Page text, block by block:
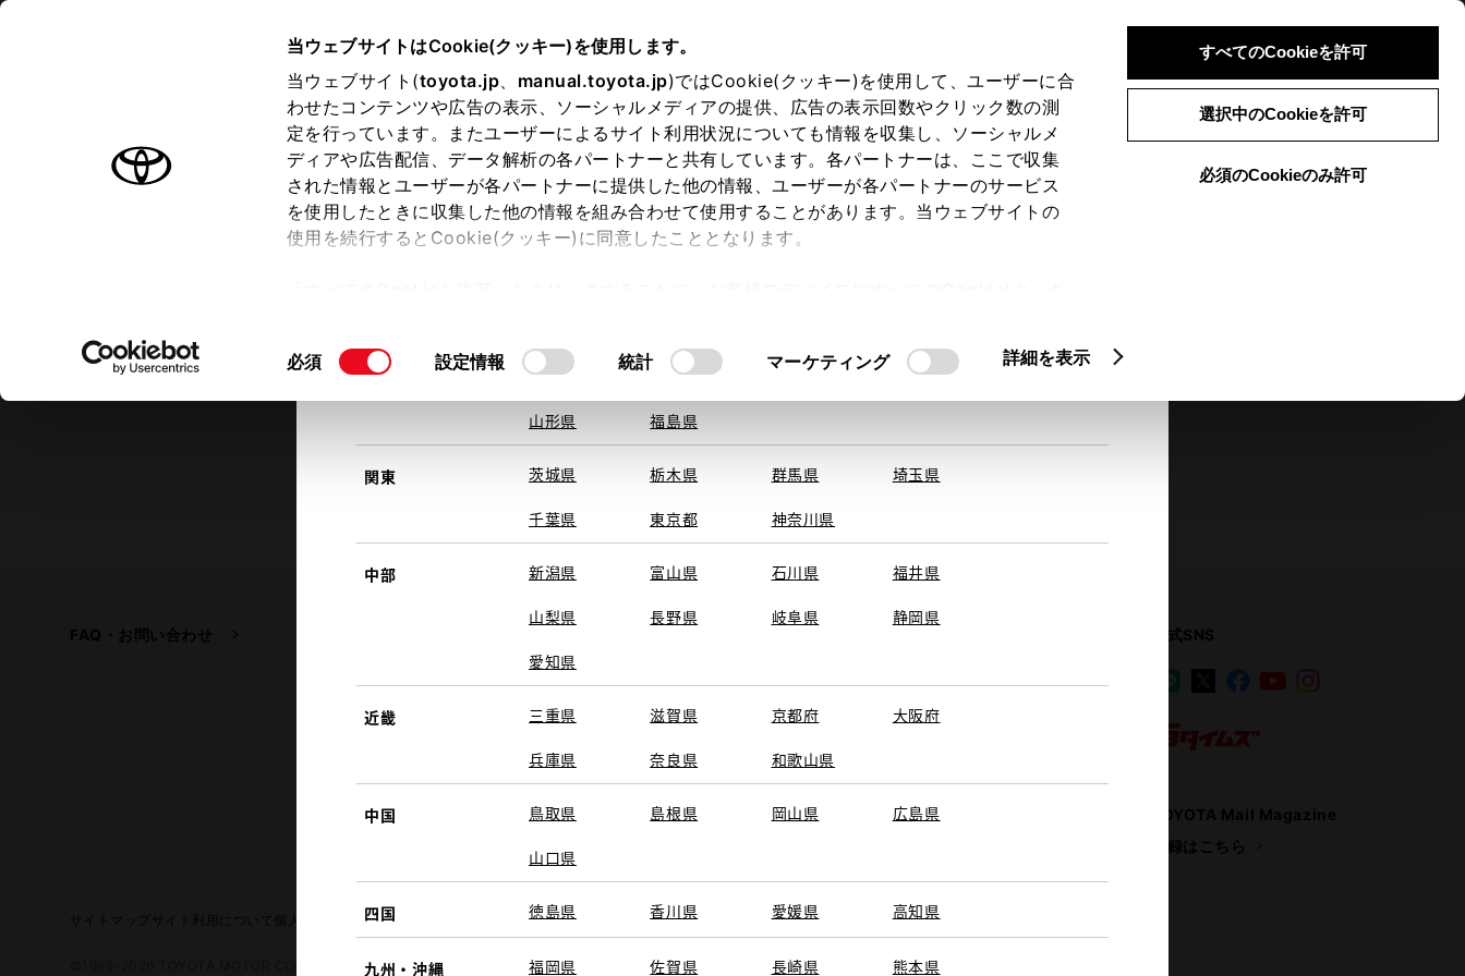
当ウェブサイトはCookie(クッキー)を使用します。
当ウェブサイト(toyota.jp、 manual.toyota.jp)ではCookie(クッキー)を使用して、ユーザーに合
わせたコンテンツや広告の表示、ソーシャルメディアの提供、広告の表示回数やクリック数の測
定を行っています。またユーザーによるサイト利用状況についても情報を収集し、ソーシャルメ
ディアや広告配信、データ解析の各パートナーと共有しています。各パートナーは、ここで収集
された情報とユーザーが各パートナーに提供した他の情報、ユーザーが各パートナーのサービス
を使用したときに収集した他の情報を組み合わせて使用することがあります。当ウェブサイトの
使用を続行するとCookie(クッキー)に同意したこととなります。
て」をご覧ください。
同
必須 設定情報 統計 マーケティング 詳細を表示
すべてのCookieを許可
選択中のCookieを許可
必須のCookieのみ許可
ログイン 検索 メニュー
オーナーサポート トピックス
現在地を取得できませんでした。
該当する地域・都道府県をお選びください。
北海道 旭川 釧路 札幌
東北 青森県 岩手県 宮城県 秋田県
山形県 福島県
関東 茨城県 栃木県 群馬県 埼玉県
千葉県 東京都 神奈川県
中部 新潟県 富山県 石川県 福井県
山梨県 長野県 岐阜県 静岡県
愛知県
近畿 三重県 滋賀県 京都府 大阪府
兵庫県 奈良県 和歌山県
中国 鳥取県 島根県 岡山県 広島県
山口県
四国 徳島県 香川県 愛媛県 高知県
九州・沖縄 福岡県 佐賀県 長崎県 熊本県
トヨタ認定中古車 メニュー
トヨタ認定中古車の魅力 3つの買い方 オンライン購入 お気に入り
申し訳ございません。
何らかの問題が発生しました。
恐れ入りますが、しばらく経ってから再度、お試し下さい。
FAQ・お問い合わせ
トヨタイムズ トヨタ中古車オンラインストア
クルマ買取
トヨタレンタカー
TOYOTA SHARE
トヨタのau/UQ
公式SNS
LINE Facebook
YouTube
TOYOTA Mail Magazine
登録はこちら
サイト利用について 個人情報の取扱いについて TOYOTAアカウント利用規約 反社会的勢力に対する基本方針企業情報 リコール情報
©1995-2026 TOYOTA MOTOR CORPORATION. ALL RIGHTS RESERVED.